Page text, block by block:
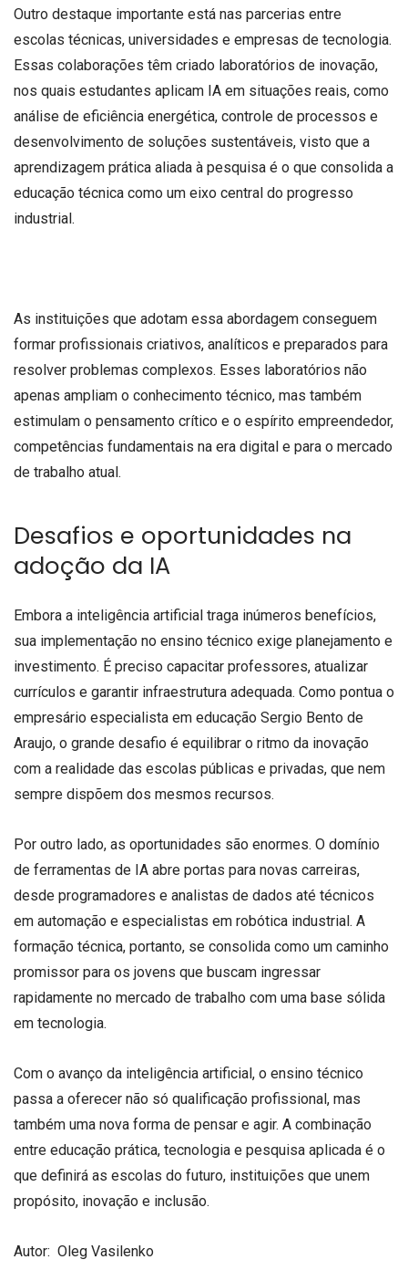
Outro destaque importante está nas parcerias entre
escolas técnicas, universidades e empresas de tecnologia.
Essas colaborações têm criado laboratórios de inovação,
nos quais estudantes aplicam IA em situações reais, como
análise de eficiência energética, controle de processos e
desenvolvimento de soluções sustentáveis, visto que a
aprendizagem prática aliada à pesquisa é o que consolida a
educação técnica como um eixo central do progresso
industrial.
As instituições que adotam essa abordagem conseguem
formar profissionais criativos, analíticos e preparados para
resolver problemas complexos. Esses laboratórios não
apenas ampliam o conhecimento técnico, mas também
estimulam o pensamento crítico e o espírito empreendedor,
competências fundamentais na era digital e para o mercado
de trabalho atual.
Desafios e oportunidades na
adoção da IA
Embora a inteligência artificial traga inúmeros benefícios,
sua implementação no ensino técnico exige planejamento e
investimento. É preciso capacitar professores, atualizar
currículos e garantir infraestrutura adequada. Como pontua o
empresário especialista em educação Sergio Bento de
Araujo, o grande desafio é equilibrar o ritmo da inovação
com a realidade das escolas públicas e privadas, que nem
sempre dispõem dos mesmos recursos.
Por outro lado, as oportunidades são enormes. O domínio
de ferramentas de IA abre portas para novas carreiras,
desde programadores e analistas de dados até técnicos
em automação e especialistas em robótica industrial. A
formação técnica, portanto, se consolida como um caminho
promissor para os jovens que buscam ingressar
rapidamente no mercado de trabalho com uma base sólida
em tecnologia.
Com o avanço da inteligência artificial, o ensino técnico
passa a oferecer não só qualificação profissional, mas
também uma nova forma de pensar e agir. A combinação
entre educação prática, tecnologia e pesquisa aplicada é o
que definirá as escolas do futuro, instituições que unem
propósito, inovação e inclusão.
Autor: Oleg Vasilenko